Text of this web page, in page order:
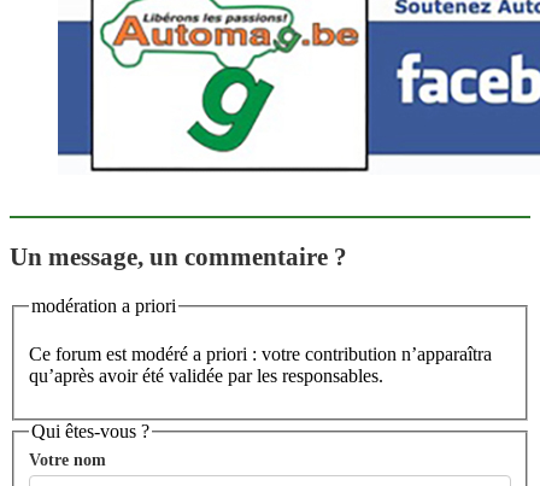
Un message, un commentaire ?
modération a priori
Ce forum est modéré a priori : votre contribution n’apparaîtra
qu’après avoir été validée par les responsables.
Qui êtes-vous ?
Votre nom